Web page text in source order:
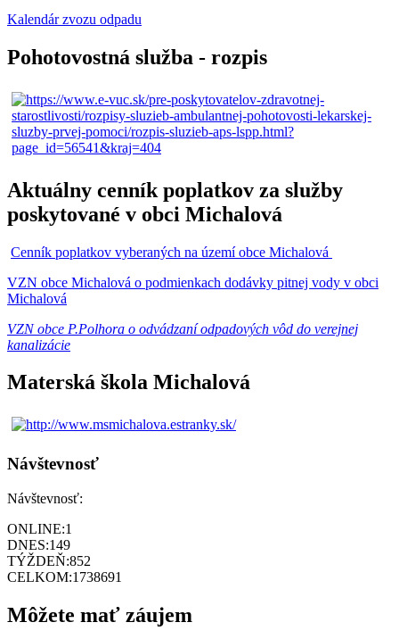
Kalendár zvozu odpadu
Pohotovostná služba - rozpis
Aktuálny cenník poplatkov za služby
poskytované v obci Michalová
Cenník poplatkov vyberaných na území obce Michalová
VZN obce Michalová o podmienkach dodávky pitnej vody v obci
Michalová
VZN obce P.Polhora o odvádzaní odpadových vôd do verejnej
kanalizácie
Materská škola Michalová
Návštevnosť
Návštevnosť:
ONLINE:1
DNES:149
TÝŽDEŇ:852
CELKOM:1738691
Môžete mať záujem